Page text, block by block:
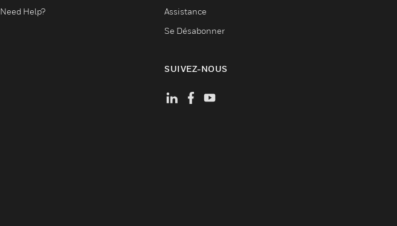
Need Help?
Assistance
Se Désabonner
SUIVEZ-NOUS